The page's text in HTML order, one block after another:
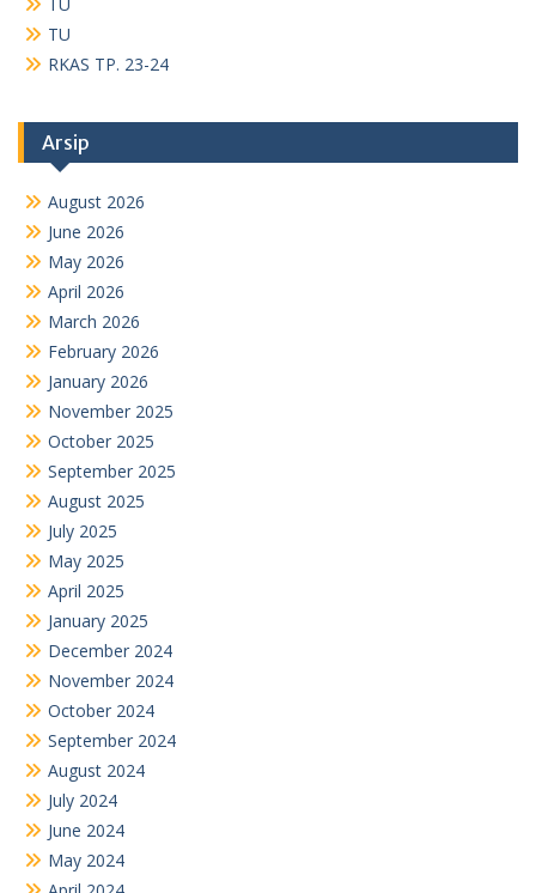
TU
TU
RKAS TP. 23-24
Arsip
August 2026
June 2026
May 2026
April 2026
March 2026
February 2026
January 2026
November 2025
October 2025
September 2025
August 2025
July 2025
May 2025
April 2025
January 2025
December 2024
November 2024
October 2024
September 2024
August 2024
July 2024
June 2024
May 2024